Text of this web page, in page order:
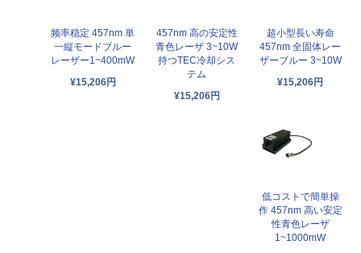
频率稳定 457nm 単
一縦モードブルー
レーザー1~400mW
¥15,206円
457nm 高の安定性
青色レーザ 3~10W
持つTEC冷却シス
テム
¥15,206円
超小型長い寿命
457nm 全固体レー
ザーブルー 3~10W
¥15,206円
低コストで簡単操
作 457nm 高い安定
性青色レーザ
1~1000mW